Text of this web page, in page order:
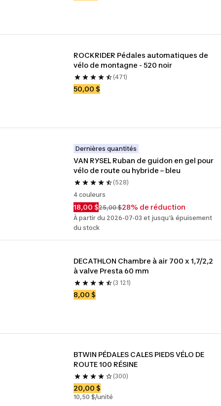
ROCKRIDER Pédales automatiques de
vélo de montagne - 520 noir
(471)
50,00 $
Dernières quantités
VAN RYSEL Ruban de guidon en gel pour
vélo de route ou hybride – bleu
(528)
4 couleurs
18,00 $25,00 $28% de réduction
À partir du 2026-07-03 et jusqu'à épuisement
du stock
DECATHLON Chambre à air 700 x 1,7/2,2
à valve Presta 60 mm
(3 121)
8,00 $
BTWIN PÉDALES CALES PIEDS VÉLO DE
ROUTE 100 RÉSINE
(300)
20,00 $
10,50 $/unité